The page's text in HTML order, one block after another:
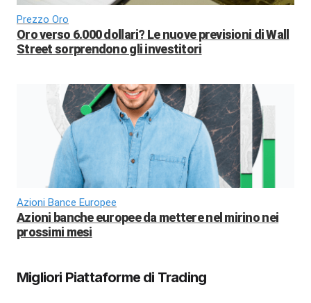
Prezzo Oro
Oro verso 6.000 dollari? Le nuove previsioni di Wall
Street sorprendono gli investitori
Azioni Bance Europee
Azioni banche europee da mettere nel mirino nei
prossimi mesi
Migliori Piattaforme di Trading